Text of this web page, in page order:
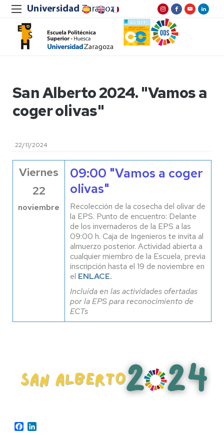
San Alberto 2024. "Vamos a
coger olivas"
22/11/2024
Viernes
22
noviembre
09:00 "Vamos a coger
olivas"
Recolección de la cosecha del olivar de
la EPS. Punto de encuentro: Delante
de los invernaderos de la EPS a las
09:00 h. Caja de Ingenieros te invita al
almuerzo posterior. Actividad abierta a
cualquier miembro de la Escuela, previa
inscripción hasta el 19 de noviembre en
el ENLACE.
Incluida en las actividades ofertadas
por la EPS para reconocimiento de
ECTs
Facebook